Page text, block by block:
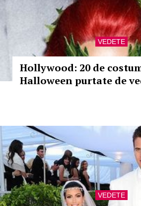
VEDETE
Hollywood: 20 de
Halloween purtate de
VEDETE